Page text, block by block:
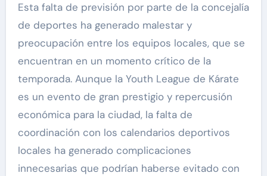
Esta falta de previsión por parte de la concejalía
de deportes ha generado malestar y
preocupación entre los equipos locales, que se
encuentran en un momento crítico de la
temporada. Aunque la Youth League de Kárate
es un evento de gran prestigio y repercusión
económica para la ciudad, la falta de
coordinación con los calendarios deportivos
locales ha generado complicaciones
innecesarias que podrían haberse evitado con